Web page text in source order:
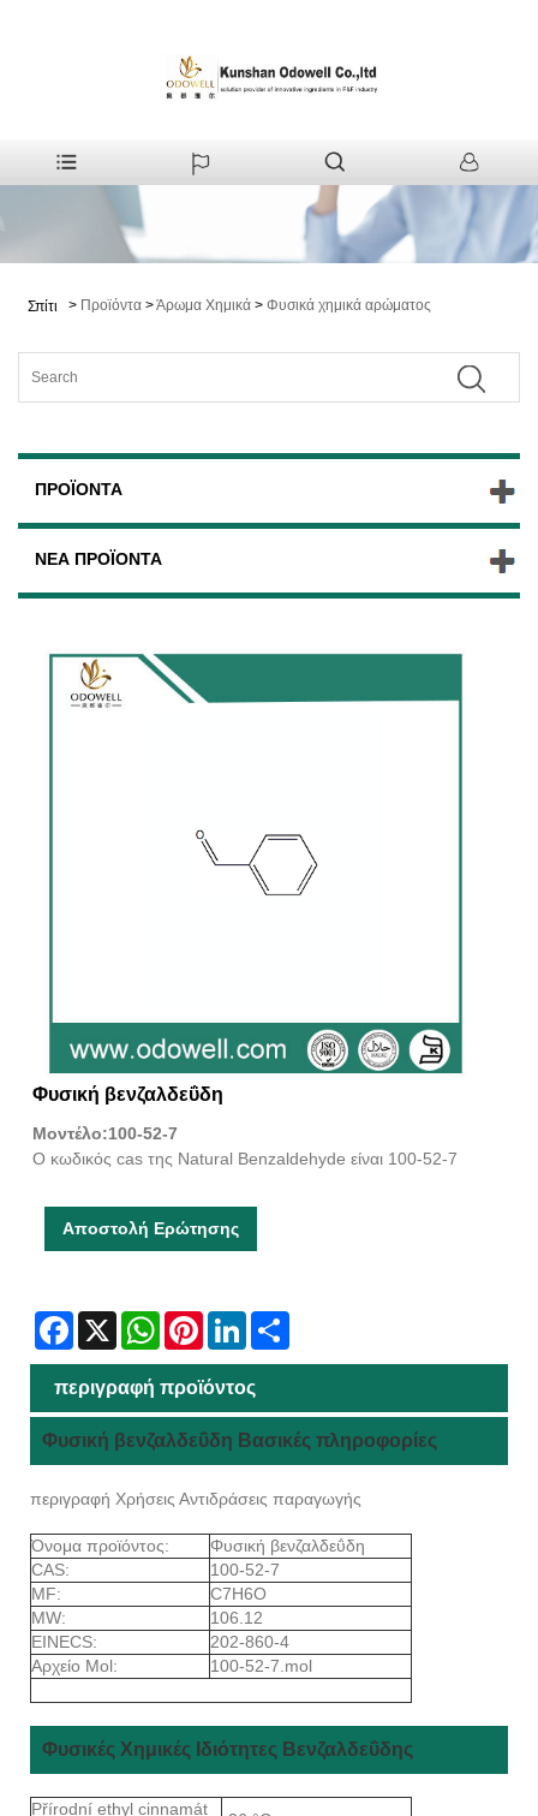
Σπίτι > Προϊόντα >Άρωμα Χημικά > Φυσικά χημικά αρώματος
ΠΡΟΪΌΝΤΑ
ΝΈΑ ΠΡΟΪΌΝΤΑ
Φυσική βενζαλδεΰδη
Μοντέλο:100-52-7
Ο κωδικός cas της Natural Benzaldehyde είναι 100-52-7
Αποστολή Ερώτησης
Facebook
X WhatsAppPinterestLinkedIn
περιγραφή προϊόντος
Φυσική βενζαλδεΰδη Βασικές πληροφορίες
περιγραφή Χρήσεις Αντιδράσεις παραγωγής
Όνομα προϊόντος:
Φυσική βενζαλδεΰδη
CAS:
100-52-7
MF:
C7H6O
MW:
106.12
EINECS:
202-860-4
Αρχείο Mol:
100-52-7.mol
Φυσικές Χημικές Ιδιότητες Βενζαλδεΰδης
Přírodní ethyl cinnamát